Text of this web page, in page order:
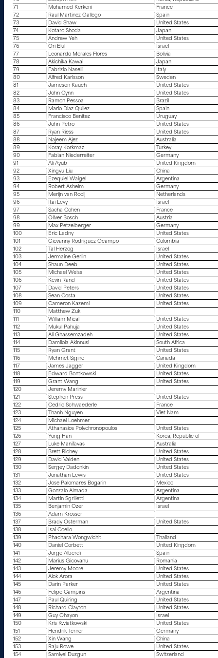
71
Mohamed Kerkeni
France
72
Raul Martinez Gallego
Spain
73
David Shaw
United States
74
Kotaro Shoda
Japan
75
Andrew Yeh
United States
76
Ori Elul
Israel
77
Leonardo Morales Flores
Bolivia
78
Akichika Kawai
Japan
79
Fabrizio Naselli
Italy
80
Alfred Karlsson
Sweden
81
Jameson Kauch
United States
82
John Cynn
United States
83
Ramon Pessoa
Brazil
84
Mario Diaz Quilez
Spain
85
Francisco Benitez
Uruguay
86
John Petro
United States
87
Ryan Riess
United States
88
Najeem Ajez
Australia
89
Koray Korkmaz
Turkey
90
Fabian Niederreiter
Germany
91
Ali Ayub
United Kingdom
92
Xingyu Liu
China
93
Ezequiel Waigel
Argentina
94
Robert Ashelm
Germany
95
Merijn van Rooij
Netherlands
96
Itai Levy
Israel
97
Sacha Cohen
France
98
Oliver Bosch
Austria
99
Max Petzelberger
Germany
100
Eric Ladny
United States
101
Giovanny Rodriguez Ocampo
Colombia
102
Tal Herzog
Israel
103
Jermaine Gerlin
United States
104
Shaun Deeb
United States
105
Michael Weiss
United States
106
Kevin Rand
United States
107
David Peters
United States
108
Sean Costa
United States
109
Cameron Kazemi
United States
110
Matthew Zuk
111
William Mical
United States
112
Mukul Pahuja
United States
113
Ali Ghassemzadeh
United States
114
Damilola Akinnusi
South Africa
115
Ryan Grant
United States
116
Mehmet Siginc
Canada
117
James Jagger
United Kingdom
118
Edward Bontkowski
United States
119
Grant Wang
United States
120
Jeremy Marinier
121
Stephen Press
United States
122
Cedric Schwaederle
France
123
Thanh Nguyen
Viet Nam
124
Michael Loehmer
125
Athanasios Polychronopoulos
United States
126
Yong Han
Korea, Republic of
127
Luke Manifavas
Australia
128
Brett Richey
United States
129
David Valden
United States
130
Sergey Dadonkin
United States
131
Jonathan Lewis
United States
132
Jose Palomares Bogarin
Mexico
133
Gonzalo Almada
Argentina
134
Martin Sgrilletti
Argentina
135
Benjamin Ozer
Israel
136
Adam Krosser
137
Brady Osterman
United States
138
Isai Coello
139
Phachara Wongwichit
Thailand
140
Daniel Corbett
United Kingdom
141
Jorge Alberdi
Spain
142
Marius Gicovanu
Romania
143
Jeremy Moore
United States
144
Alok Arora
United States
145
Darin Parker
United States
146
Felipe Campins
Argentina
147
Paul Quiring
United States
148
Richard Clayton
United States
149
Guy Ohayon
Israel
150
Kris Kwiatkowski
United States
151
Hendrik Terner
Germany
152
Xin Wang
China
153
Raju Rowe
United States
154
Samiyel Duzgun
Switzerland